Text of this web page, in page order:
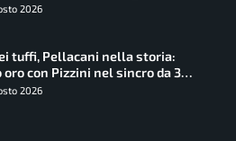
2026
tuffi, Pellacani nella storia:
oro con Pizzini nel sincro da 3
2026